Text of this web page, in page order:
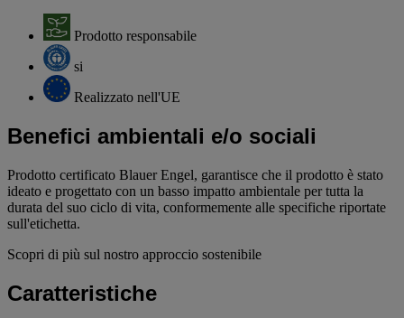
Prodotto responsabile
si
Realizzato nell'UE
Benefici ambientali e/o sociali
Prodotto certificato Blauer Engel, garantisce che il prodotto è stato
ideato e progettato con un basso impatto ambientale per tutta la
durata del suo ciclo di vita, conformemente alle specifiche riportate
sull'etichetta.
Scopri di più sul nostro approccio sostenibile
Caratteristiche